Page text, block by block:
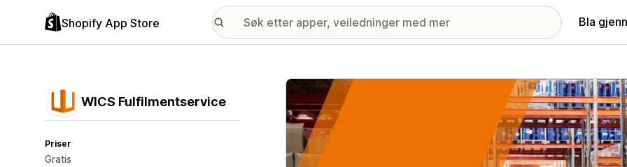
Shopify App Store Bla
WICS Fulfilmentservice
Priser
Gratis
Galleri med fremhevede bilder